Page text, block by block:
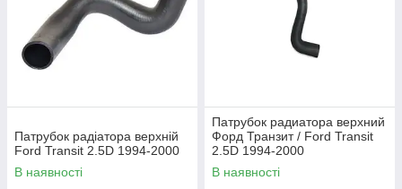
Патрубок радіатора верхній
Ford Transit 2.5D 1994-2000
В наявності
Патрубок радиатора верхний
Форд Транзит / Ford Transit
2.5D 1994-2000
В наявності